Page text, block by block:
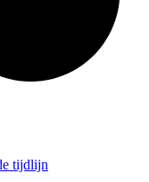
tijdlijn